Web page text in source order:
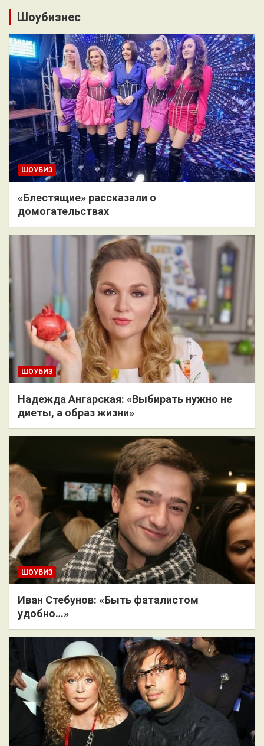
Шоубизнес
ШОУБИЗ
«Блестящие» рассказали о
домогательствах
ШОУБИЗ
Надежда Ангарская: «Выбирать нужно не
диеты, а образ жизни»
ШОУБИЗ
Иван Стебунов: «Быть фаталистом
удобно…»